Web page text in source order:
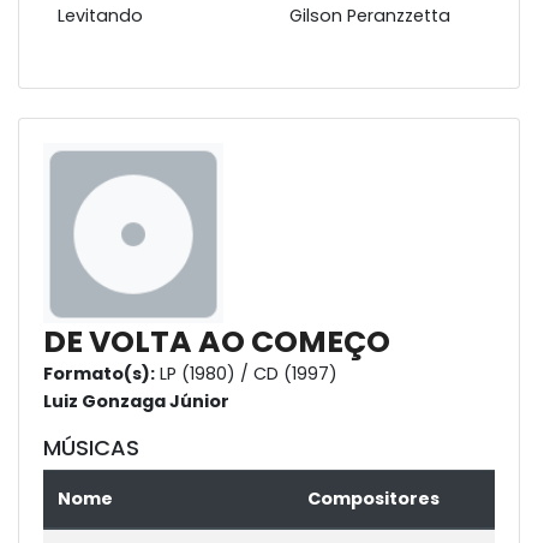
Levitando Gilson Peranzzetta
DE VOLTA AO COMEÇO
Formato(s): LP (1980) / CD (1997)
Luiz Gonzaga Júnior
MÚSICAS
Nome Compositores